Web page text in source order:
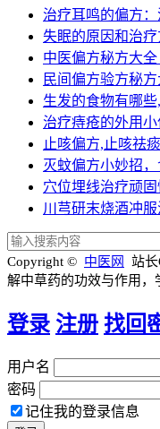
治疗耳鸣的偏方
失眠的原因和治
中医偏方秘方大
民间偏方验方秘方
生发的食物有哪
治疗痔疮的外用小
止咳偏方,止咳祛
灭蚊偏方小妙招
穴位埋线治疗顽
川芎研末烧酒冲
Copyright © 中医网 站长
解中草药的功效与作用，
登录 注册 找回
用户名
密码
记住我的登录信息